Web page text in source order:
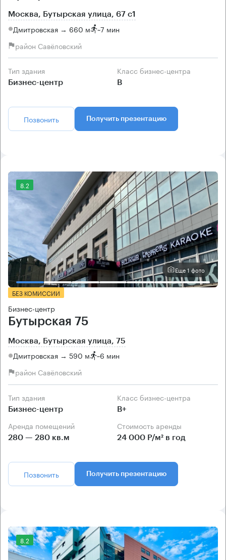
Москва, Бутырская улица, 67 с1
Дмитровская → 660 м ~7 мин
район Савёловский
Тип здания
Бизнес-центр
Класс бизнес-центра
B
Позвонить Получить презентацию
8.2
Еще 1 фото
БЕЗ КОМИССИИ
Бизнес-центр
Бутырская 75
Москва, Бутырская улица, 75
Дмитровская → 590 м ~6 мин
район Савёловский
Тип здания
Бизнес-центр
Класс бизнес-центра
B+
Аренда помещений
280 — 280 кв.м
Стоимость аренды
24 000 Р/м² в год
Позвонить Получить презентацию
8.2